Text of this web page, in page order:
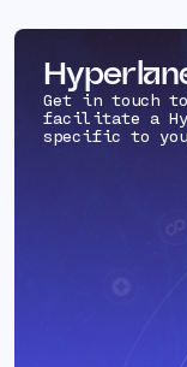
Get in touch
facilitate a
specific to